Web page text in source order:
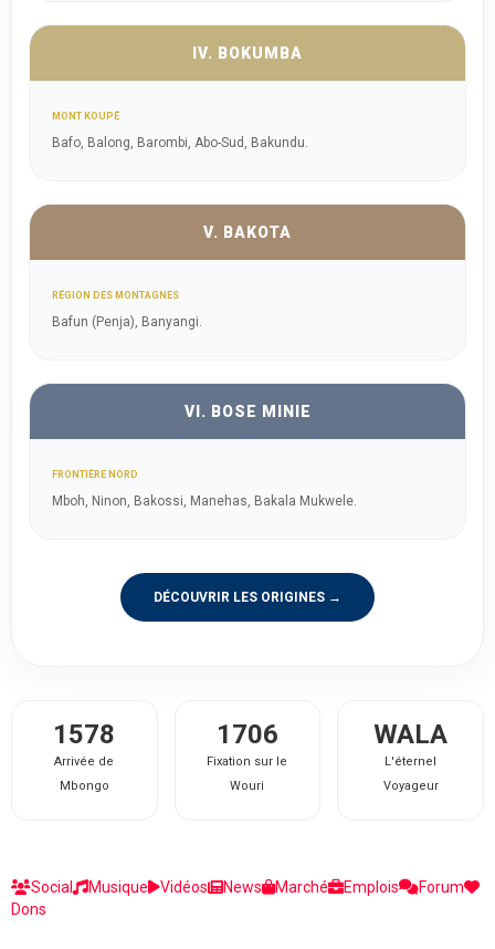
IV. BOKUMBA
MONT KOUPÉ
Bafo, Balong, Barombi, Abo-Sud, Bakundu.
V. BAKOTA
RÉGION DES MONTAGNES
Bafun (Penja), Banyangi.
VI. BOSE MINIE
FRONTIÈRE NORD
Mboh, Ninon, Bakossi, Manehas, Bakala Mukwele.
DÉCOUVRIR LES ORIGINES →
1578
Arrivée de
Mbongo
1706
Fixation sur le
Wouri
WALA
L'éternel
Voyageur
Social Musique Vidéos News Marché Emplois
Forum
Dons